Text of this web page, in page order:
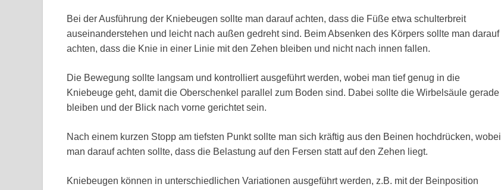
Bei der Ausführung der Kniebeugen sollte man darauf achten, dass die Füße etwa schulterbreit
auseinanderstehen und leicht nach außen gedreht sind. Beim Absenken des Körpers sollte man darauf
achten, dass die Knie in einer Linie mit den Zehen bleiben und nicht nach innen fallen.
Die Bewegung sollte langsam und kontrolliert ausgeführt werden, wobei man tief genug in die
Kniebeuge geht, damit die Oberschenkel parallel zum Boden sind. Dabei sollte die Wirbelsäule gerade
bleiben und der Blick nach vorne gerichtet sein.
Nach einem kurzen Stopp am tiefsten Punkt sollte man sich kräftig aus den Beinen hochdrücken, wobei
man darauf achten sollte, dass die Belastung auf den Fersen statt auf den Zehen liegt.
Kniebeugen können in unterschiedlichen Variationen ausgeführt werden, z.B. mit der Beinposition